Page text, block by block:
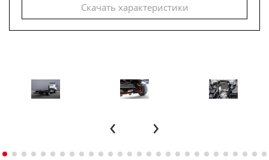
Скачать характеристики
‹ ›